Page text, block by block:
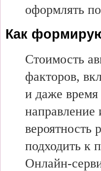
оформлять
Как
Стоимость
факторов,
и даже
вероятность
подходить к
Онлайн-